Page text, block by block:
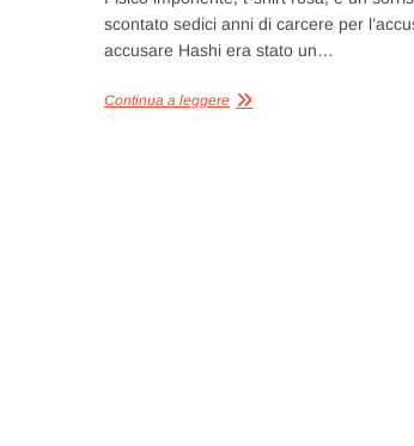
scontato sedici anni di carcere per
accusare Hashi era stato un…
Continua a leggere